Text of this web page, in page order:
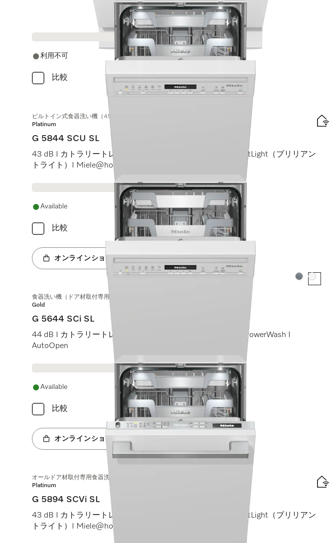
利用不可
比較
ビルトイン式食器洗い機（45 cm）
Platinum
G 5844 SCU SL
43 dB I カトラリートレイ I MaxiComfortバスケット I BrilliantLight（ブリリアン
トライト）I Miele@home
Available
比較
オンラインショップへ
カラー:カラー:
食器洗い機（ドア材取付専用タイプ、45 cm）
Gold
G 5644 SCi SL
44 dB I カトラリートレイ I ExtraComfortバスケット I QuickPowerWash I
AutoOpen
Available
比較
オンラインショップへ
オールドア材取付専用食器洗い機（45 cm）
Platinum
G 5894 SCVi SL
43 dB I カトラリートレイ I MaxiComfortバスケット I BrilliantLight（ブリリアン
トライト）I Miele@home